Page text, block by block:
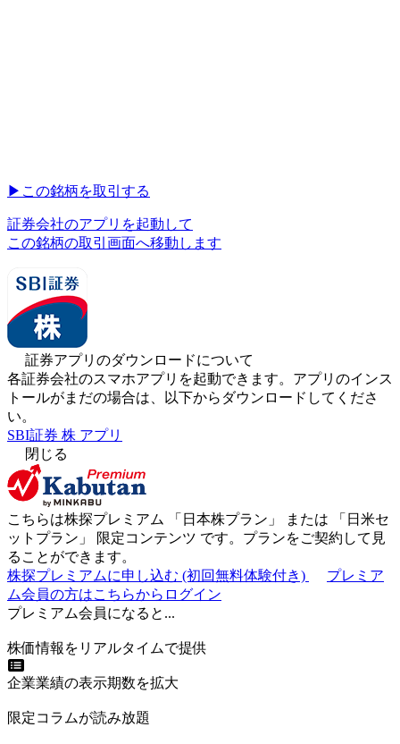
▶︎ この銘柄を取引する
証券会社のアプリを起動して
この銘柄の取引画面へ移動します
証券アプリのダウンロードについて
各証券会社のスマホアプリを起動できます。アプリのインス
トールがまだの場合は、以下からダウンロードしてくださ
い。
SBI証券 株 アプリ
閉じる
こちらは株探プレミアム 「 日本株プラン 」 または 「 日米セ
ットプラン 」 限定コンテンツ です。プランをご契約して見
ることができます。
株探プレミアムに申し込む (初回無料体験付き)
プレミア
ム会員の方はこちらからログイン
プレミアム会員になると...
株価情報をリアルタイムで提供
企業業績の表示期数を拡大
限定コラムが読み放題